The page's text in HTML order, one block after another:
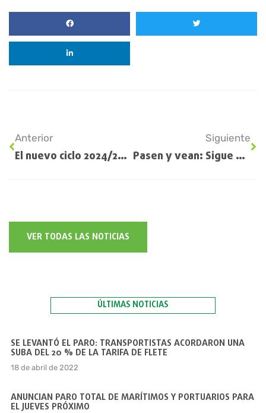
Anterior
El nuevo ciclo 2024/25: insumos que no bajan, perspectivas de año Niña y precios que no repuntan lo suficiente
Siguiente
Pasen y vean: Sigue habiendo oportunidades para “sacarle” algunos pesos más a los granos por medio de la gestión financiera
VER TODAS LAS NOTICIAS
ÚLTIMAS NOTICIAS
SE LEVANTÓ EL PARO: TRANSPORTISTAS ACORDARON UNA
SUBA DEL 20 % DE LA TARIFA DE FLETE
18 de abril de 2022
ANUNCIAN PARO TOTAL DE MARÍTIMOS Y PORTUARIOS PARA
EL JUEVES PRÓXIMO